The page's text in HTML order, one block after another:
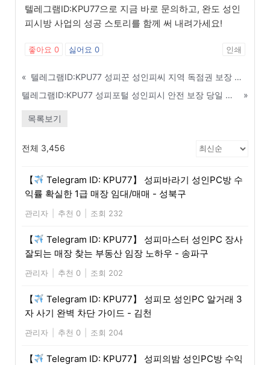
텔레그램ID:KPU77으로 지금 바로 문의하고, 완도 성인
피시방 사업의 성공 스토리를 함께 써 내려가세요!
좋아요 0 싫어요 0 인쇄
«
텔레그램ID:KPU77 성피꾼 성인피씨 지역 독점권 보장 및 상권 보호 규정 - 광양
텔레그램ID:KPU77 성피포털 성인피시 안전 보장 당일 지급 고수익 꿀알바 정보 - 논산
»
목록보기
전체 3,456
【
Telegram ID: KPU77】 성피바라기 성인PC방 수
익률 확실한 1급 매장 임대/매매 - 성북구
관리자 추천 0 조회 232
【
Telegram ID: KPU77】 성피마스터 성인PC 장사
잘되는 매장 찾는 부동산 임장 노하우 - 송파구
관리자 추천 0 조회 202
【
Telegram ID: KPU77】 성피모 성인PC 알거래 3
자 사기 완벽 차단 가이드 - 김천
관리자 추천 0 조회 204
【
Telegram ID: KPU77】 성피의밤 성인PC방 수익